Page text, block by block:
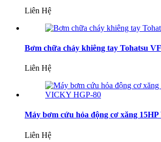
Liên Hệ
Bơm chữa cháy khiêng tay Tohatsu
Liên Hệ
Máy bơm cứu hỏa động cơ xăng
Liên Hệ